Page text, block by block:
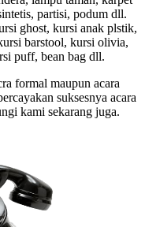
partisi, podum dll.
ghost, kursi anak plstik,
barstool, kursi olivia,
puff, bean bag dll.
formal maupun acara
suksesnya acara
kami sekarang juga.